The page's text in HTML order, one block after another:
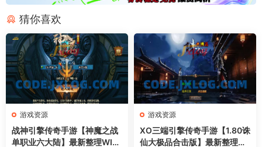
猜你喜欢
游戏资源
战神引擎传奇手游【神魔之战
单职业六大陆】最新整理WIN
游戏资源
XO三端引擎传奇手游【1.80诛
仙大极品合击版】最新整理Wi